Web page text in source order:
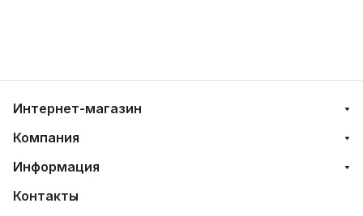
Интернет-магазин
Компания
Информация
Контакты